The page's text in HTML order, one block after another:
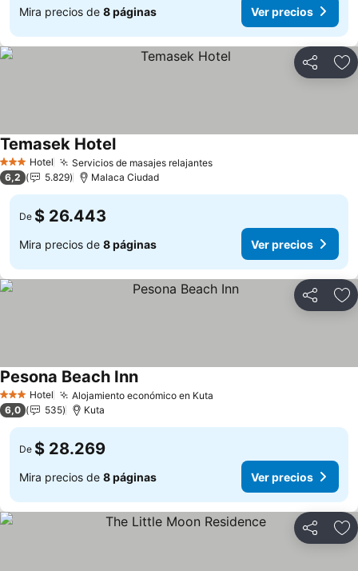
Mira precios de 8 páginas Ver precios
Compartir
3 Estrellas
Hotel Servicios de masajes relajantes
Temasek Hotel
6,2 5.829 Malaca Ciudad
De $ 26.443
Mira precios de 8 páginas Ver precios
Compartir
3 Estrellas
Hotel Alojamiento económico en Kuta
Pesona Beach Inn
6,0 535 Kuta
De $ 28.269
Mira precios de 8 páginas Ver precios
Compartir